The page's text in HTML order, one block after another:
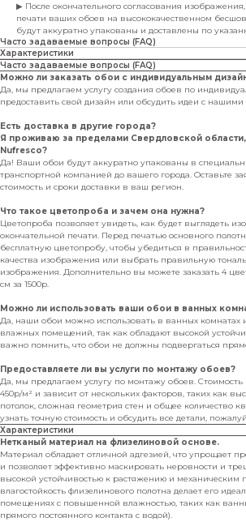
▶ После окончательного согласования
печати ваших обоев на высококачественном
будут аккуратно упакованы и доставлены по
Часто задаваемые вопросы (FAQ)
Характеристики
Часто задаваемые вопросы (FAQ)
Можно ли заказать обои с индивидуальным
Да, мы предлагаем услугу создания обоев по
предоставить свой дизайн или обсудить идеи с
Есть доставка в другие города?
Я проживаю за пределами Свердловской области,
Nufresco?
Да! Ваши обои будут аккуратно упакованы в
транспортной компанией до вашего города. Оставьте
стоимость и сроки доставки в ваш регион.
Что такое цветопроба и зачем она нужна?
Цветопроба позволяет увидеть, как будет выглядеть
окончательной печати. Перед печатью основного
бесплатную цветопробу, чтобы убедиться в
качества изображения или выбрать правильную
изображения. Дополнительно вы можете заказать 4
см за 1500р.
Можно ли использовать ваши обои в ванных
Да, наши обои можно использовать в ванных комнатах
влажных помещений, так как обладают высокой
важно помнить, что обои не должны подвергаться
Предоставляете ли вы услуги по монтажу обоев?
Да, мы предлагаем услугу по монтажу обоев.
450р/м² и зависит от нескольких факторов, таких как
потолок, сложная геометрия стен и общее количество
узнать точную стоимость и обсудить все детали,
Характеристики
Нетканый материал на флизелиновой основе.
Материал обладает отличной адгезией, что упрощает
и позволяет эффективно маскировать неровности и
высокой устойчивостью к растяжению и механическим
влагостойкость флизелинового полотна делает его
помещениях с повышенной влажностью, таких как
прямого постоянного контакта с водой).